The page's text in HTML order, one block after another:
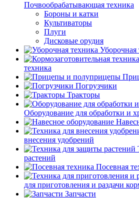
Почвообрабатывающая техника
Бороны и катки
Культиваторы
Плуги
Дисковые орудия
Уборочная
техника
Погрузчики
Тракторы
Оборудование для обработки и
внесения удобрений
растений
Посевная
для приготовления и раздачи
Запчасти